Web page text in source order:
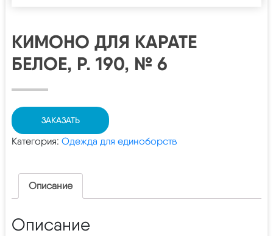
КИМОНО ДЛЯ КАРАТЕ
БЕЛОЕ, Р. 190, № 6
ЗАКАЗАТЬ
Категория: Одежда для единоборств
Описание
Описание